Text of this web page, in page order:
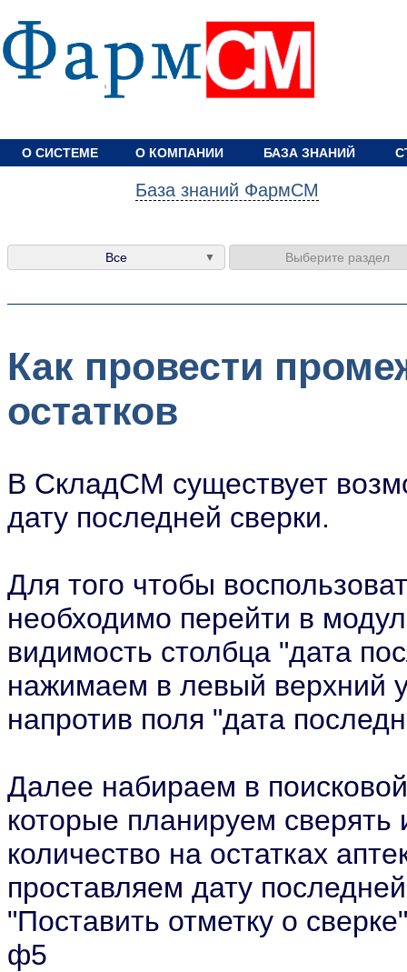
О СИСТЕМЕ О КОМПАНИИ БАЗА ЗНАНИЙ
База знаний ФармСМ
Все Выберите раздел
Как провести
остатков
В СкладСМ существует
дату последней сверки.
Для того чтобы
необходимо перейти в
видимость столбца "дата
нажимаем в левый верхний
напротив поля "дата
Далее набираем в
которые планируем
количество на остатках
проставляем дату
"Поставить отметку о
ф5